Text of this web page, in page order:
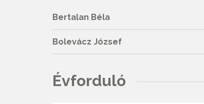
Bertalan Béla
Bolevácz József
Évforduló